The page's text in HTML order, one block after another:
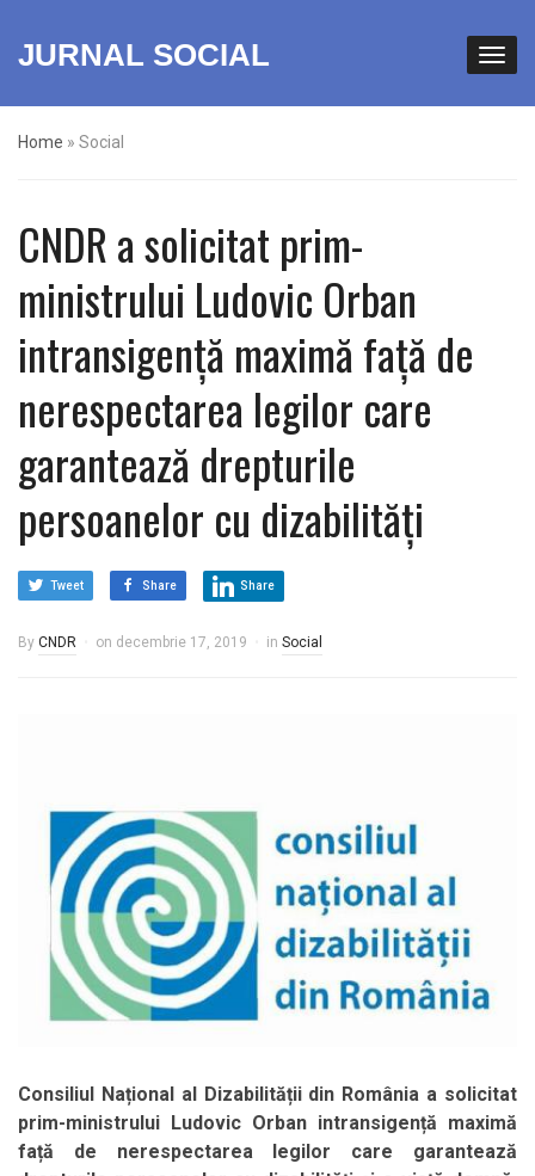
JURNAL SOCIAL
Home » Social
CNDR a solicitat prim-
ministrului Ludovic Orban
intransigență maximă față de
nerespectarea legilor care
garantează drepturile
persoanelor cu dizabilități
Tweet Share Share
By CNDR on decembrie 17, 2019 in Social
Consiliul Național al Dizabilității din România a solicitat
prim-ministrului Ludovic Orban intransigență maximă
față de nerespectarea legilor care garantează